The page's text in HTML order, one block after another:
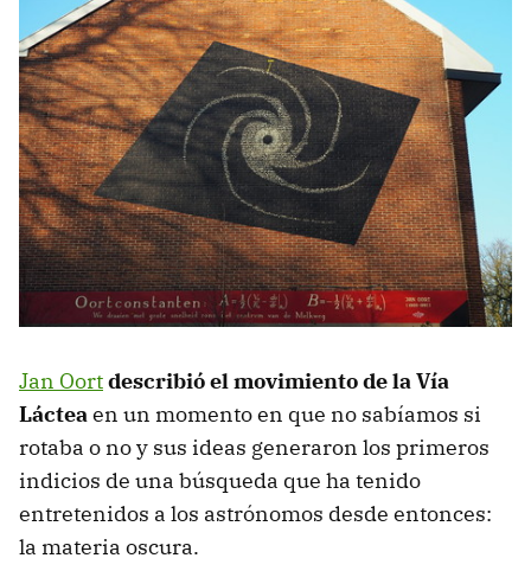
Jan Oortdescribió el movimiento de la Vía
Lácteaen un momento en que no sabíamos si
rotaba o no y sus ideas generaron los primeros
indicios de una búsqueda que ha tenido
entretenidos a los astrónomos desde entonces:
la materia oscura.